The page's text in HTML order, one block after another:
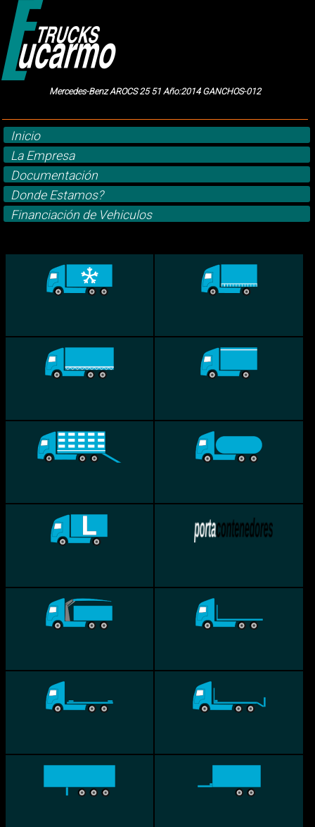
Mercedes-Benz AROCS 25 51 Año:2014 GANCHOS-012
Inicio
La Empresa
Documentación
Donde Estamos?
Financiación de Vehiculos